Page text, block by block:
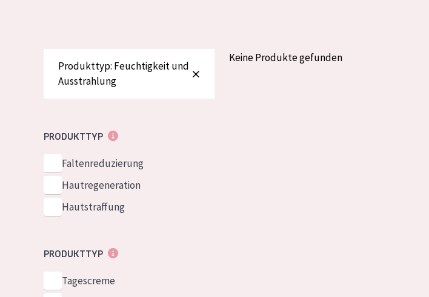
Reife Haut
Produkttyp: Feuchtigkeit und
Ausstrahlung
PRODUKTTYP
Faltenreduzierung
Hautregeneration
Hautstraffung
PRODUKTTYP
Tagescreme
Keine Produkte gefunden